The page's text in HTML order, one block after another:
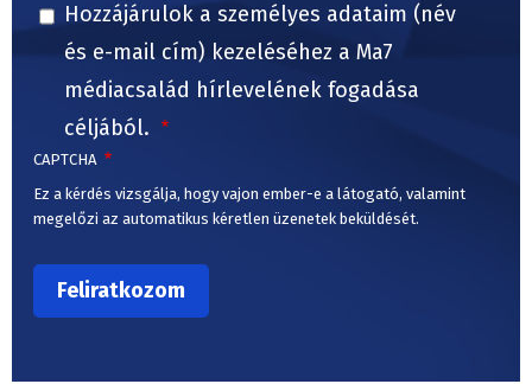
Hozzájárulok a személyes adataim (név
és e-mail cím) kezeléséhez a Ma7
médiacsalád hírlevelének fogadása
céljából.
CAPTCHA
Ez a kérdés vizsgálja, hogy vajon ember-e a látogató, valamint
megelőzi az automatikus kéretlen üzenetek beküldését.